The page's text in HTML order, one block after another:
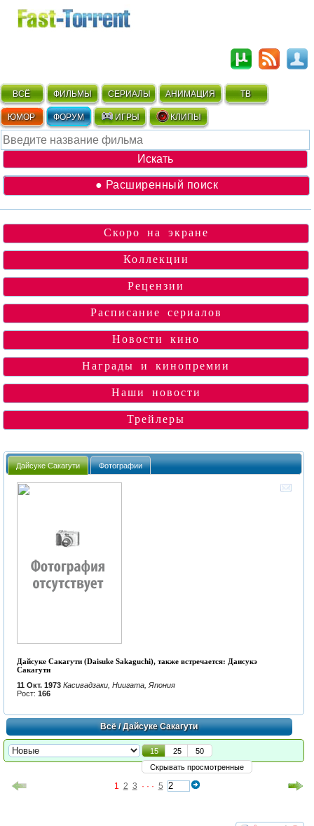
ВСЁ ФИЛЬМЫ СЕРИАЛЫ АНИМАЦИЯ ТВ
ЮМОР ФОРУМ ИГРЫ КЛИПЫ
● Расширенный поиск
Скоро на экране
Коллекции
Рецензии
Расписание сериалов
Новости кино
Награды и кинопремии
Наши новости
Трейлеры
Дайсуке Сакагути Фотографии
Дайсуке Сакагути (Daisuke Sakaguchi), также встречается: Даисукэ
Сакагути
11 Окт. 1973 Касивадзаки, Ниигата, Япония
Рост: 166
Всё/ Дайсуке Сакагути
15 25
50
Скрывать просмотренные
1 2 3 · · · 5